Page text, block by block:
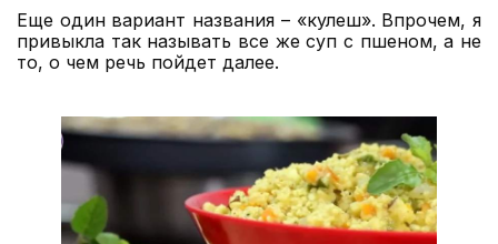
Еще один вариант названия – «кулеш». Впрочем, я
привыкла так называть все же суп с пшеном, а не
то, о чем речь пойдет далее.